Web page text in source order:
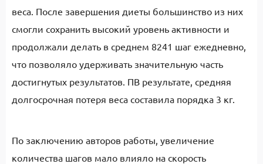
веса. После завершения диеты большинство из них
смогли сохранить высокий уровень активности и
продолжали делать в среднем 8241 шаг ежедневно,
что позволяло удерживать значительную часть
достигнутых результатов. ПВ результате, средняя
долгосрочная потеря веса составила порядка 3 кг.
По заключению авторов работы, увеличение
количества шагов мало влияло на скорость